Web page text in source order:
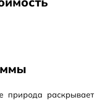
природа раскрывает